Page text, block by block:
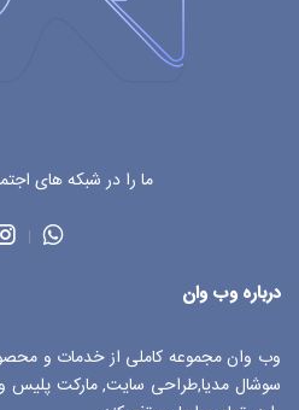
درباره وب وان
وب وان مجموعه کاملی از خدمات و
سوشال مدیا,طراحی سایت, مارکت پلیس و
ما را در شبکه های